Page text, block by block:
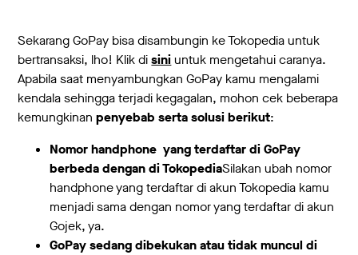
Sekarang GoPay bisa disambungin ke Tokopedia untuk
bertransaksi, lho! Klik disiniuntuk mengetahui caranya.
Apabila saat menyambungkan GoPay kamu mengalami
kendala sehingga terjadi kegagalan, mohon cek beberapa
kemungkinanpenyebab serta solusi berikut:
Nomor handphone yang terdaftar di GoPay
berbeda dengan di TokopediaSilakan ubah nomor
handphone yang terdaftar di akun Tokopedia kamu
menjadi sama dengan nomor yang terdaftar di akun
Gojek, ya.
GoPay sedang dibekukan atau tidak muncul di